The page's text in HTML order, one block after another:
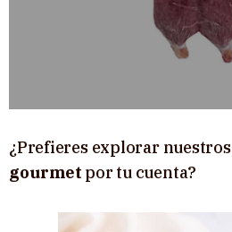
¿Prefieres explorar nuestros
gourmet por tu cuenta?